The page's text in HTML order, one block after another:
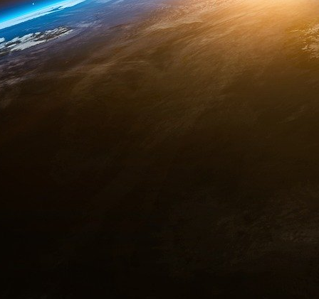
En Europe occidentale, cette lutte pour
sa conclusion la plus extrême. Après
de Bretton Woods, en 1971, la plupart des
diverses formes d’arrangements
1979, du Système monétaire européen